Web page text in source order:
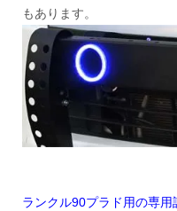
もあります。
ランクル90プラド用の専